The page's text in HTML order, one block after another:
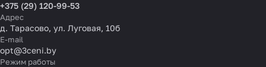
+375 (29) 120-99-53
Адрес
д. Тарасово, ул. Луговая, 10б
E-mail
opt@3ceni.by
Режим работы